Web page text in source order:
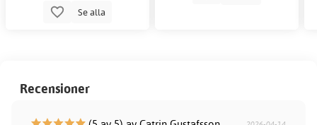
Se alla
Recensioner